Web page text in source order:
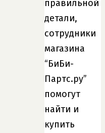
правильной
детали,
сотрудники
магазина
“БиБи-
Партс.ру”
помогут
найти и
купить